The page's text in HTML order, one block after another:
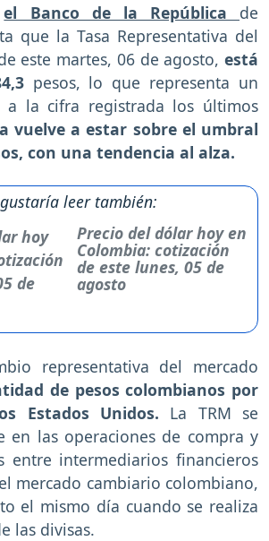
el Banco de la República de
que la Tasa Representativa del
este martes, 06 de agosto, está
pesos, lo que representa un
a la cifra registrada los últimos
vuelve a estar sobre el umbral
con una tendencia al alza.
gustaría leer también:
Precio del dólar hoy en
Colombia: cotización
de este lunes, 05 de
agosto
representativa del mercado
de pesos colombianos por
Estados Unidos. La TRM se
en las operaciones de compra y
entre intermediarios financieros
mercado cambiario colombiano,
el mismo día cuando se realiza
las divisas.